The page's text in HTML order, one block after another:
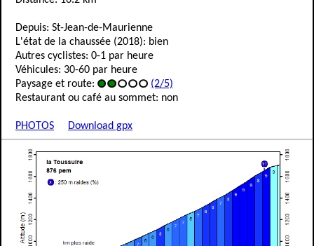
Depuis: St-Jean-de-Maurienne
L'état de la chaussée (2018): bien
Autres cyclistes: 0-1 par heure
Véhicules: 30-60 par heure
Paysage et route:
(2/5)
Restaurant ou café au sommet: non
PHOTOS Download gpx